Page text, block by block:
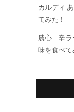
カルディ
てみた！
農心 辛ラ
味を食べて